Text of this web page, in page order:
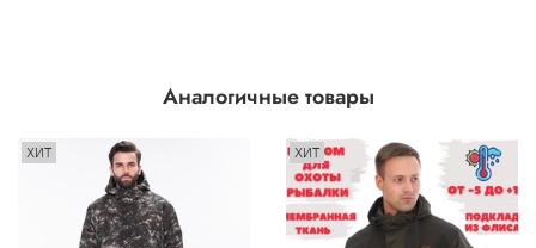
Аналогичные товары
ХИТ ХИТ